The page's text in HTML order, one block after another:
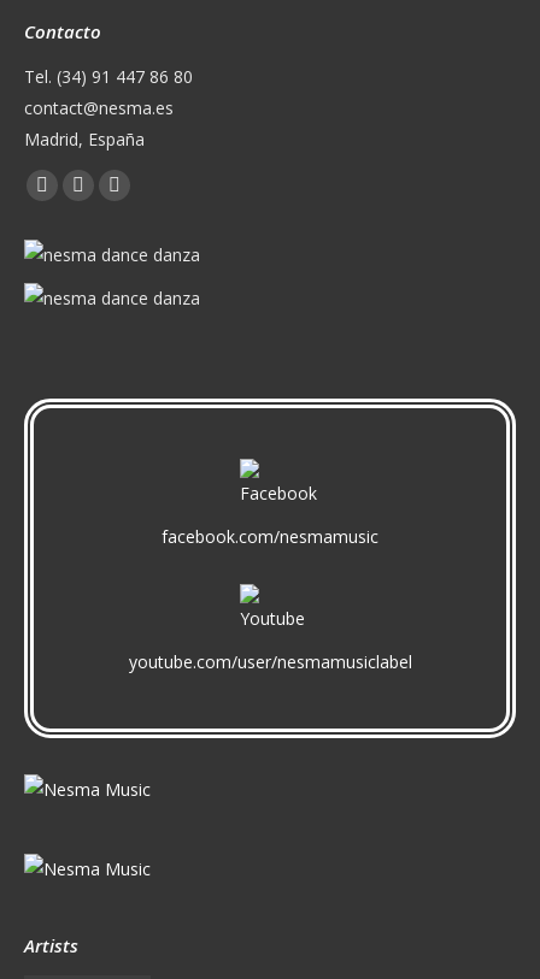
Contacto
Tel. (34) 91 447 86 80
contact@nesma.es
Madrid, España
Encuéntranos en:
Facebook
opens
in
X
opens
in
YouTube
opens
in
facebook.com/nesmamusic
youtube.com/user/nesmamusiclabel
Artists